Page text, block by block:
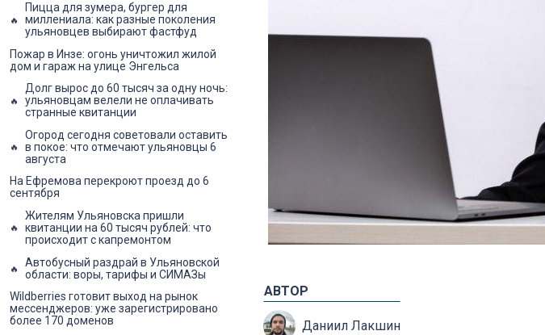
АВТОР
Даниил Лакшин
Пицца для зумера, бургер для
миллениала: как разные поколения
ульяновцев выбирают фастфуд
Пожар в Инзе: огонь уничтожил жилой
дом и гараж на улице Энгельса
Долг вырос до 60 тысяч за одну ночь:
ульяновцам велели не оплачивать
странные квитанции
Огород сегодня советовали оставить
в покое: что отмечают ульяновцы 6
августа
На Ефремова перекроют проезд до 6
сентября
Жителям Ульяновска пришли
квитанции на 60 тысяч рублей: что
происходит с капремонтом
Автобусный раздрай в Ульяновской
области: воры, тарифы и СИМАЗы
Wildberries готовит выход на рынок
мессенджеров: уже зарегистрировано
более 170 доменов